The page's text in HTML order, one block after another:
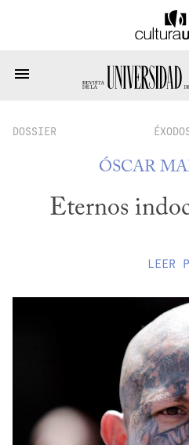
DOSSIER
ÓSCAR
Eternos
LEER